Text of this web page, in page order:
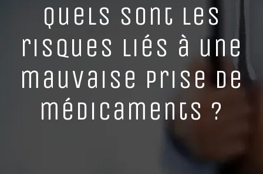
Quels sont les
risques liés à une
mauvaise prise de
médicaments ?